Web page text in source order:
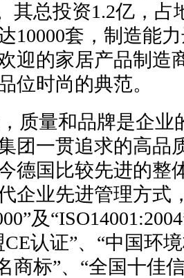
其总投资1.2亿，占
10000套，制造能
迎的家居产品制造
位时尚的典范。
质量和品牌是企业
团一贯追求的高品
德国比较先进的整
企业先进管理方式
及
认证”、“中国环
商标”、“全国十佳